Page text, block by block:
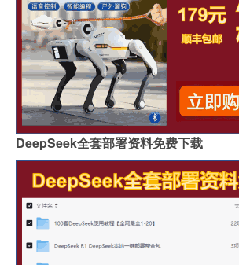
DeepSeek全套部署资料免费下载